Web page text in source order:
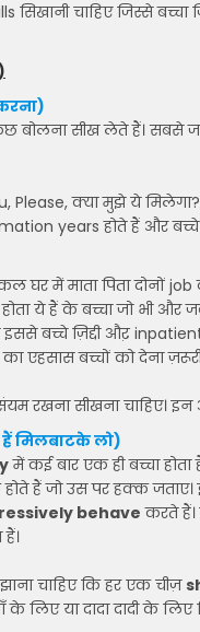
सिखानी चाहिए जिस्से
बोलना सीख लेते हैं। सबसे
Please, क्या मुझे ये
years होते हैं और बच्चे
घर में माता पिता दोनों
होता ये हैं के बच्चा जो भी
बच्चे ज़िद्दी औऱ
एहसास बच्चों को देना ज़रूरी
रखना सीखना चाहिए।
मिलबाटके लो)
में कई बार एक ही बच्चा
हैं जो उस पर हक्क जताए।
behaveकरते
चाहिए कि हर एक चीज़
के लिए या दादा दादी के